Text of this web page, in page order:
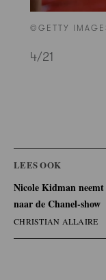
©GETTY
4/21
LEES OOK
Nicole Kidman
naar de Chanel-show
CHRISTIAN ALLAIRE